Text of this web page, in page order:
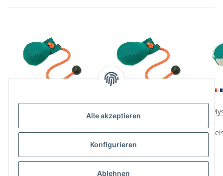
Alle akzeptieren
Konfigurieren
Ablehnen
Preise nach Anmeldung
Mystique Dummy Ball
Preise nach Anmeldung
sichtbar